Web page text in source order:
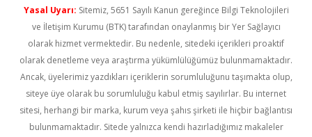
Yasal Uyarı: Sitemiz, 5651 Sayılı Kanun gereğince Bilgi Teknolojileri
ve İletişim Kurumu (BTK) tarafından onaylanmış bir Yer Sağlayıcı
olarak hizmet vermektedir. Bu nedenle, sitedeki içerikleri proaktif
olarak denetleme veya araştırma yükümlülüğümüz bulunmamaktadır.
Ancak, üyelerimiz yazdıkları içeriklerin sorumluluğunu taşımakta olup,
siteye üye olarak bu sorumluluğu kabul etmiş sayılırlar. Bu internet
sitesi, herhangi bir marka, kurum veya şahıs şirketi ile hiçbir bağlantısı
bulunmamaktadır. Sitede yalnızca kendi hazırladığımız makaleler